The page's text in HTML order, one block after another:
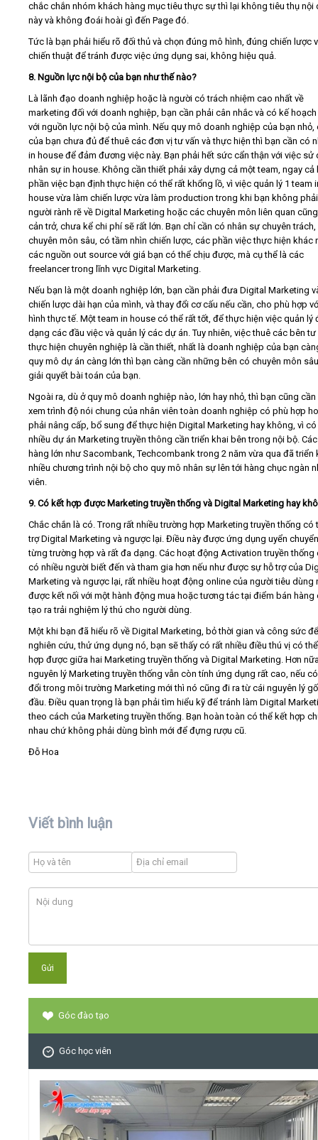
chắc chắn nhóm khách hàng mục tiêu thực sự thì lại không tiêu thụ nội
này và không đoái hoài gì đến Page đó.
Tức là bạn phải hiểu rõ đối thủ và chọn đúng mô hình, đúng chiến lược
chiến thuật để tránh được việc ứng dụng sai, không hiệu quả.
8. Nguồn lực nội bộ của bạn như thế nào?
Là lãnh đạo doanh nghiệp hoặc là người có trách nhiệm cao nhất về
marketing đối với doanh nghiệp, bạn cần phải cân nhắc và có kế
với nguồn lực nội bộ của mình. Nếu quy mô doanh nghiệp của bạn nhỏ,
của bạn chưa đủ để thuê các đơn vị tư vấn và thực hiện thì bạn cần có
in house để đảm đương việc này. Bạn phải hết sức cẩn thận với việc sử
nhân sự in house. Không cần thiết phải xây dựng cả một team, ngay cả
phần việc bạn định thực hiện có thể rất khổng lồ, vì việc quản lý 1 team
house vừa làm chiến lược vừa làm production trong khi bạn không
người rành rẽ về Digital Marketing hoặc các chuyên môn liên quan
cản trở, chưa kể chi phí sẽ rất lớn. Bạn chỉ cần có nhân sự chuyên
chuyên môn sâu, có tầm nhìn chiến lược, các phần việc thực hiện khác
các nguồn out source với giá bạn có thể chịu được, mà cụ thể là các
freelancer trong lĩnh vực Digital Marketing.
Nếu bạn là một doanh nghiệp lớn, bạn cần phải đưa Digital Marketing
chiến lược dài hạn của mình, và thay đổi cơ cấu nếu cần, cho phù hợp
hình thực tế. Một team in house có thể rất tốt, để thực hiện việc quản lý
dạng các đầu việc và quản lý các dự án. Tuy nhiên, việc thuê các bên tư
thực hiện chuyên nghiệp là cần thiết, nhất là doanh nghiệp của bạn
quy mô dự án càng lớn thì bạn càng cần những bên có chuyên môn
giải quyết bài toán của bạn.
Ngoài ra, dù ở quy mô doanh nghiệp nào, lớn hay nhỏ, thì bạn cũng
xem trình độ nói chung của nhân viên toàn doanh nghiệp có phù hợp
phải nâng cấp, bổ sung để thực hiện Digital Marketing hay không, vì có
nhiều dự án Marketing truyền thông cần triển khai bên trong nội bộ.
hàng lớn như Sacombank, Techcombank trong 2 năm vừa qua đã triển
nhiều chương trình nội bộ cho quy mô nhân sự lên tới hàng chục ngàn
viên.
9. Có kết hợp được Marketing truyền thống và Digital Marketing hay
Chắc chắn là có. Trong rất nhiều trường hợp Marketing truyền thống có
trợ Digital Marketing và ngược lại. Điều này được ứng dụng uyển
từng trường hợp và rất đa dạng. Các hoạt động Activation truyền thống
có nhiều người biết đến và tham gia hơn nếu như được sự hỗ trợ của
Marketing và ngược lại, rất nhiều hoạt động online của người tiêu dùng
được kết nối với một hành động mua hoặc tương tác tại điểm bán hàng
tạo ra trải nghiệm lý thú cho người dùng.
Một khi bạn đã hiểu rõ về Digital Marketing, bỏ thời gian và công sức để
nghiên cứu, thử ứng dụng nó, bạn sẽ thấy có rất nhiều điều thú vị có
hợp được giữa hai Marketing truyền thống và Digital Marketing. Hơn
nguyên lý Marketing truyền thống vẫn còn tính ứng dụng rất cao, nếu
đổi trong môi trường Marketing mới thì nó cũng đi ra từ cái nguyên lý
đầu. Điều quan trọng là bạn phải tìm hiểu kỹ để tránh làm Digital
theo cách của Marketing truyền thống. Bạn hoàn toàn có thể kết hợp
nhau chứ không phải dùng bình mới để đựng rượu cũ.
Đỗ Hoa
Viết bình luận
Góc đào tạo
Góc học viên